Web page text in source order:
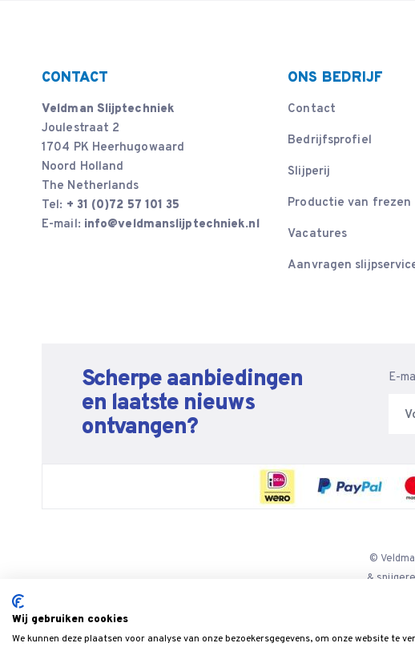
CONTACT
Veldman Slijptechniek
Joulestraat 2
1704 PK Heerhugowaard
Noord Holland
The Netherlands
Tel: + 31 (0)72 57 101 35
E-mail: info@veldmanslijptechniek.nl
ONS BEDRIJF
Contact
Bedrijfsprofiel
Slijperij
Productie van frezen
Vacatures
Aanvragen
Scherpe aanbiedingen
en laatste nieuws
ontvangen?
E-
©
&
Wij gebruiken cookies
We kunnen deze plaatsen voor analyse van onze bezoekersgegevens, om onze website te